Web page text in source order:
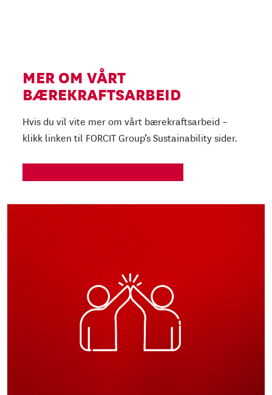
MER OM VÅRT
BÆREKRAFTSARBEID
Hvis du vil vite mer om vårt bærekraftsarbeid –
klikk linken til FORCIT Group’s Sustainability sider.